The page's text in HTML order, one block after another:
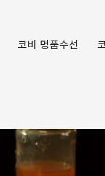
코비 명품수선